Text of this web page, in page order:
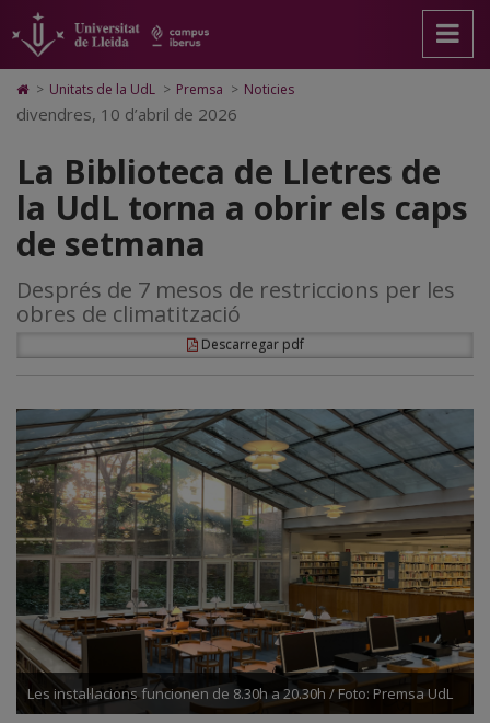
La
Biblioteca
de
Lletres
de
la
UdL
torna
a
els
caps
de
setmana
pàgina
principal.
Universitat
Lleida
contingut
principal
Mapa
Web.
Universitat
Cerca
Accessibilitat.
Universitat
Lleida
Icono
de
Home
a
la
página
de
inicio
> Unitats de la UdL > Premsa > Noticies
divendres, 10 d’abril de 2026
La Biblioteca de Lletres de
la UdL torna a obrir els caps
de setmana
Després de 7 mesos de restriccions per les
obres de climatització
Descarregar pdf
Les instal·lacions funcionen de 8.30h a 20.30h / Foto: Premsa UdL